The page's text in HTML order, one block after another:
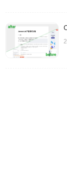
http://